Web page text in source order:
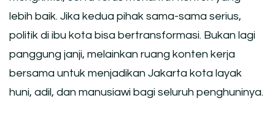
lebih baik. Jika kedua pihak sama-sama serius,
politik di ibu kota bisa bertransformasi. Bukan lagi
panggung janji, melainkan ruang konten kerja
bersama untuk menjadikan Jakarta kota layak
huni, adil, dan manusiawi bagi seluruh penghuninya.